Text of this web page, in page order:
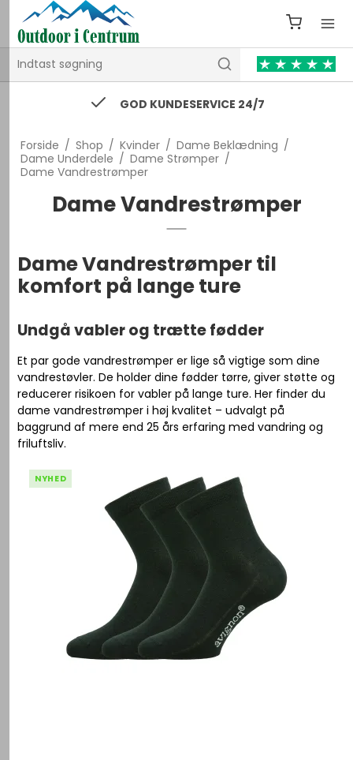
74 43 53 55 / kontakt@outdooricentrum.dk
Forside / Shop / Kvinder / Dame Beklædning /
Dame Underdele / Dame Strømper /
Dame Vandrestrømper
Dame Vandrestrømper
Dame Vandrestrømper til
komfort på lange ture
Undgå vabler og trætte fødder
Et par gode vandrestrømper er lige så vigtige som dine
vandrestøvler. De holder dine fødder tørre, giver støtte og
reducerer risikoen for vabler på lange ture. Her finder du
dame vandrestrømper i høj kvalitet – udvalgt på
baggrund af mere end 25 års erfaring med vandring og
friluftsliv.
NYHED